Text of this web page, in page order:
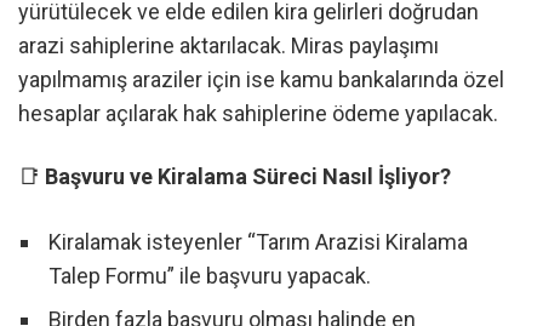
yürütülecek ve elde edilen kira gelirleri doğrudan
arazi sahiplerine aktarılacak. Miras paylaşımı
yapılmamış araziler için ise kamu bankalarında özel
hesaplar açılarak hak sahiplerine ödeme yapılacak.
📑 Başvuru ve Kiralama Süreci Nasıl İşliyor?
Kiralamak isteyenler “Tarım Arazisi Kiralama
Talep Formu” ile başvuru yapacak.
Birden fazla başvuru olması halinde en